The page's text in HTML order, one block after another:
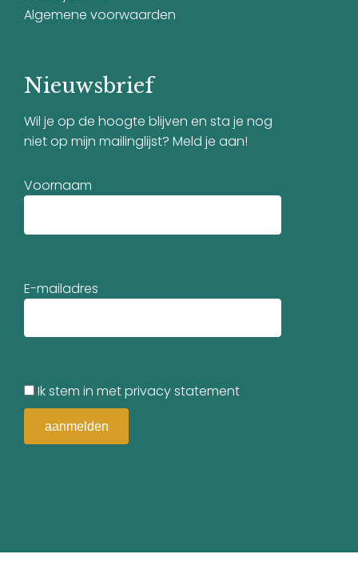
Algemene voorwaarden
Nieuwsbrief
Wil je op de hoogte blijven en sta je nog
niet op mijn mailinglijst? Meld je aan!
Voornaam
E-mailadres
Ik stem in met privacy statement